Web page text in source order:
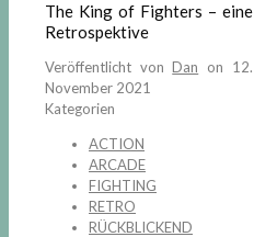
The King of Fighters – eine
Retrospektive
Veröffentlicht von Dan on
12.
November 2021
Kategorien
ACTION
ARCADE
FIGHTING
RETRO
RÜCKBLICKEND